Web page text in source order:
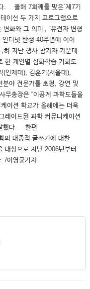
. 올해 7회째를 맞은`제7기
이션 두 가지 프로그램으로
화와 그 의미’, `유전자 변형
터넷 탄생 40주년에 이어
지난 행사 참가자 가운데
한 개인별 심화학습 기회도
인제대), 김훈기(서울대),
분야 전문가를 초청, 강연 및
총장은 “이공계 과학도들을
이션 학교가 올해에는 더욱
레이드된 과학 커뮤니케이션
말했다. 한편
의 대중적 글쓰기에 대한
대상으로 지난 2006년부터
/이영균기자